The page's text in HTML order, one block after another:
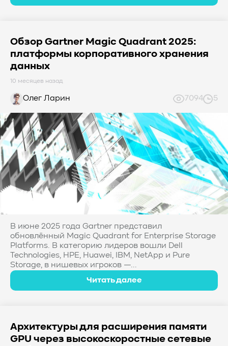
Обзор Gartner Magic Quadrant 2025:
платформы корпоративного хранения
данных
10 месяцев назад
Олег Ларин 7094 5
В июне 2025 года Gartner представил
обновлённый Magic Quadrant for Enterprise Storage
Platforms. В категорию лидеров вошли Dell
Technologies, HPE, Huawei, IBM, NetApp и Pure
Storage, в нишевых игроков —...
Читать далее
Архитектуры для расширения памяти
GPU через высокоскоростные сетевые